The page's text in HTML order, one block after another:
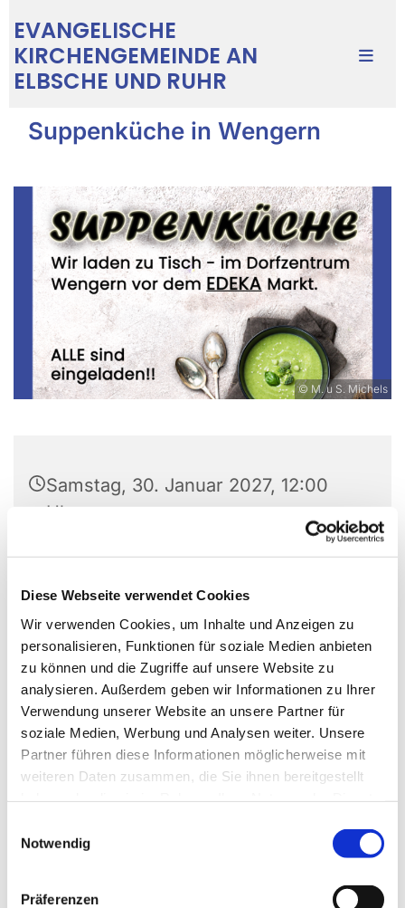
Diese Webseite verwendet Cookies
Wir verwenden Cookies, um Inhalte und Anzeigen zu
personalisieren, Funktionen für soziale Medien anbieten
zu können und die Zugriffe auf unsere Website zu
analysieren. Außerdem geben wir Informationen zu Ihrer
Verwendung unserer Website an unsere Partner für
soziale Medien, Werbung und Analysen weiter. Unsere
Partner führen diese Informationen möglicherweise mit
weiteren Daten zusammen, die Sie ihnen bereitgestellt
Notwendig
Präferenzen
EVANGELISCHE
KIRCHENGEMEINDE AN
ELBSCHE UND RUHR
Suppenküche in Wengern
© M. u S. Michels
Samstag, 30. Januar 2027, 12:00
Uhr
dem EDEKA-Markt.
Alle sind eingeladen! Jeden zweiten und letzten
Samstag im Monat, immer um 12.00 Uhr. Kostenlos
und bei jedem Wetter. Wir freuen uns, für euch da
zu sein!
Das Team der Suppenküche
Dies könnte Sie auch